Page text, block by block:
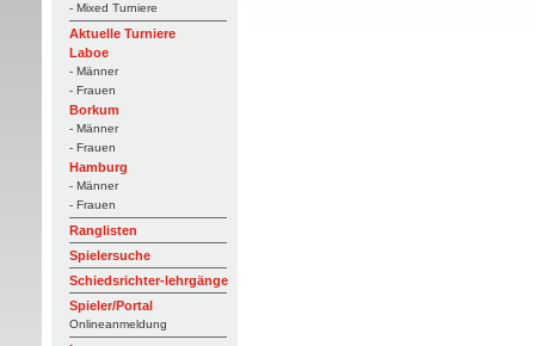
- Mixed Turniere
Aktuelle Turniere
Laboe
- Männer
- Frauen
Borkum
- Männer
- Frauen
Hamburg
- Männer
- Frauen
Ranglisten
Spielersuche
Schiedsrichter-lehrgänge
Spieler/Portal
Onlineanmeldung